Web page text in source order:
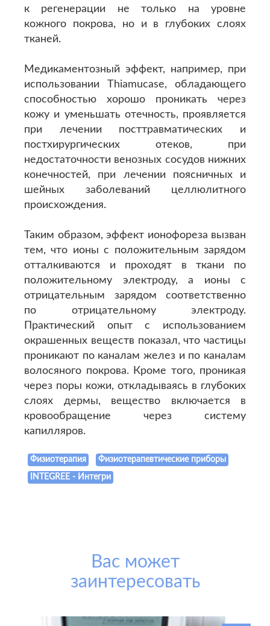
к регенерации не только на уровне
кожного покрова, но и в глубоких слоях
тканей.
Медикаментозный эффект, например, при
использовании Thiamucase, обладающего
способностью хорошо проникать через
кожу и уменьшать отечность, проявляется
при лечении посттравматических и
постхирургических отеков, при
недостаточности венозных сосудов нижних
конечностей, при лечении поясничных и
шейных заболеваний целлюлитного
происхождения.
Таким образом, эффект ионофореза вызван
тем, что ионы с положительным зарядом
отталкиваются и проходят в ткани по
положительному электроду, а ионы с
отрицательным зарядом соответственно
по отрицательному электроду.
Практический опыт с использованием
окрашенных веществ показал, что частицы
проникают по каналам желез и по каналам
волосяного покрова. Кроме того, проникая
через поры кожи, откладываясь в глубоких
слоях дермы, вещество включается в
кровообращение через систему
капилляров.
Физиотерапия Физиотерапевтические приборы
INTEGREE - Интегри
Вас может
заинтересовать